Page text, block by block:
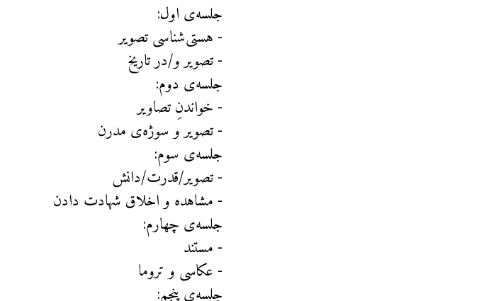
جلسه‌ی اول:
⁃ هستی‌شناسی تصویر
⁃ تصویر و/در تاریخ
جلسه‌ی دوم:
⁃ خواندنِ تصاویر
⁃ تصویر و سوژه‌ی مدرن
جلسه‌ی سوم:
⁃ تصویر/قدرت/دانش
⁃ مشاهده و اخلاق شهادت دادن
جلسه‌ی چهارم:
⁃ مستند
⁃ عکاسی و تروما
جلسه‌ی پنجم: